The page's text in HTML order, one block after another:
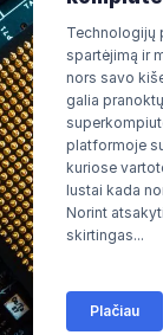
Technologijų
spartėjimą ir
nors savo
galia
platformoje
kuriose
lustai kada
Norint
skirtingas...
Plačiau